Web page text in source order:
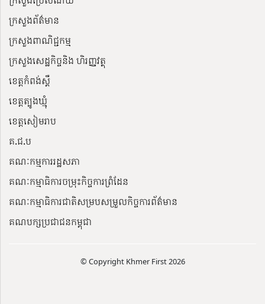
ក្រសួងព័ត៌មាន
ក្រសួងពាណិជ្ជកម្ម
ក្រសួងសេដ្ឋកិច្ចនិង ហិរញ្ញវត្ថុ
ខេត្តកំពង់ស្ពឺ
ខេត្តត្បូងឃ្មុំ
ខេត្តសៀមរាប
គ.ជ.ប
គណៈកម្មការរដ្ឋសភា
គណៈកម្មាធិការចម្រុះកិច្ចការព្រំដែន
គណៈកម្មាធិការជាតិសម្របសម្រួលកិច្ចការព័ត៌មាន
គណបក្សប្រជាជនកម្ពុជា
© Copyright Khmer First 2026